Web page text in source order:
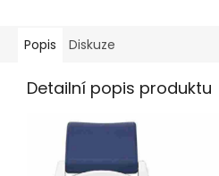
Popis Diskuze
Detailní popis produktu